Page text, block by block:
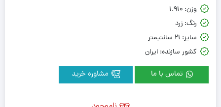
وزن: 1.910
رنگ: زرد
سایز: 21 سانتیمتر
کشور سازنده: ایران
تماس با ما